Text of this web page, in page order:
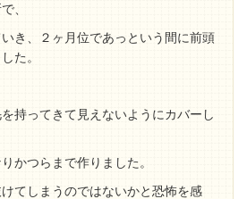
、
き、２ヶ月位であっという間に前頭
た。
持ってきて見えないようにカバーし
かつらまで作りました。
てしまうのではないかと恐怖を感